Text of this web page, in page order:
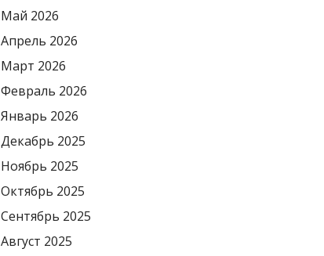
Май 2026
Апрель 2026
Март 2026
Февраль 2026
Январь 2026
Декабрь 2025
Ноябрь 2025
Октябрь 2025
Сентябрь 2025
Август 2025